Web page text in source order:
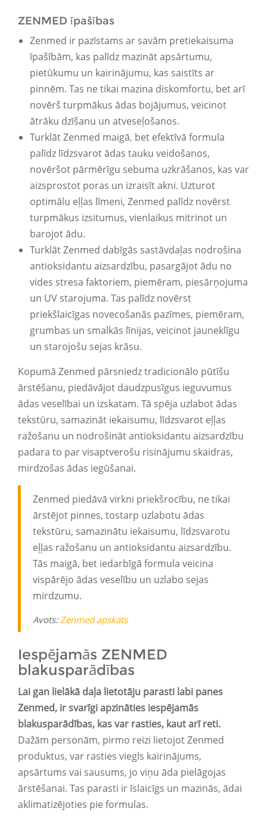
ZENMED īpašības
Zenmed ir pazīstams ar savām pretiekaisuma
īpašībām, kas palīdz mazināt apsārtumu,
pietūkumu un kairinājumu, kas saistīts ar
pinnēm. Tas ne tikai mazina diskomfortu, bet arī
novērš turpmākus ādas bojājumus, veicinot
ātrāku dzīšanu un atveseļošanos.
Turklāt Zenmed maigā, bet efektīvā formula
palīdz līdzsvarot ādas tauku veidošanos,
novēršot pārmērīgu sebuma uzkrāšanos, kas var
aizsprostot poras un izraisīt akni. Uzturot
optimālu eļļas līmeni, Zenmed palīdz novērst
turpmākus izsitumus, vienlaikus mitrinot un
barojot ādu.
Turklāt Zenmed dabīgās sastāvdaļas nodrošina
antioksidantu aizsardzību, pasargājot ādu no
vides stresa faktoriem, piemēram, piesārņojuma
un UV starojuma. Tas palīdz novērst
priekšlaicīgas novecošanās pazīmes, piemēram,
grumbas un smalkās līnijas, veicinot jauneklīgu
un starojošu sejas krāsu.
Kopumā Zenmed pārsniedz tradicionālo pūtīšu
ārstēšanu, piedāvājot daudzpusīgus ieguvumus
ādas veselībai un izskatam. Tā spēja uzlabot ādas
tekstūru, samazināt iekaisumu, līdzsvarot eļļas
ražošanu un nodrošināt antioksidantu aizsardzību
padara to par visaptverošu risinājumu skaidras,
mirdzošas ādas iegūšanai.
Zenmed piedāvā virkni priekšrocību, ne tikai
ārstējot pinnes, tostarp uzlabotu ādas
tekstūru, samazinātu iekaisumu, līdzsvarotu
eļļas ražošanu un antioksidantu aizsardzību.
Tās maigā, bet iedarbīgā formula veicina
vispārējo ādas veselību un uzlabo sejas
mirdzumu.
Avots:Zenmed apskats
Iespējamās ZENMED
blakusparādības
Lai gan lielākā daļa lietotāju parasti labi panes
Zenmed, ir svarīgi apzināties iespējamās
blakusparādības, kas var rasties, kaut arī reti.
Dažām personām, pirmo reizi lietojot Zenmed
produktus, var rasties viegls kairinājums,
apsārtums vai sausums, jo viņu āda pielāgojas
ārstēšanai. Tas parasti ir īslaicīgs un mazinās, ādai
aklimatizējoties pie formulas.